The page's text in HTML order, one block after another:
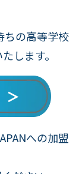
ちの高等学校
します。
への加盟